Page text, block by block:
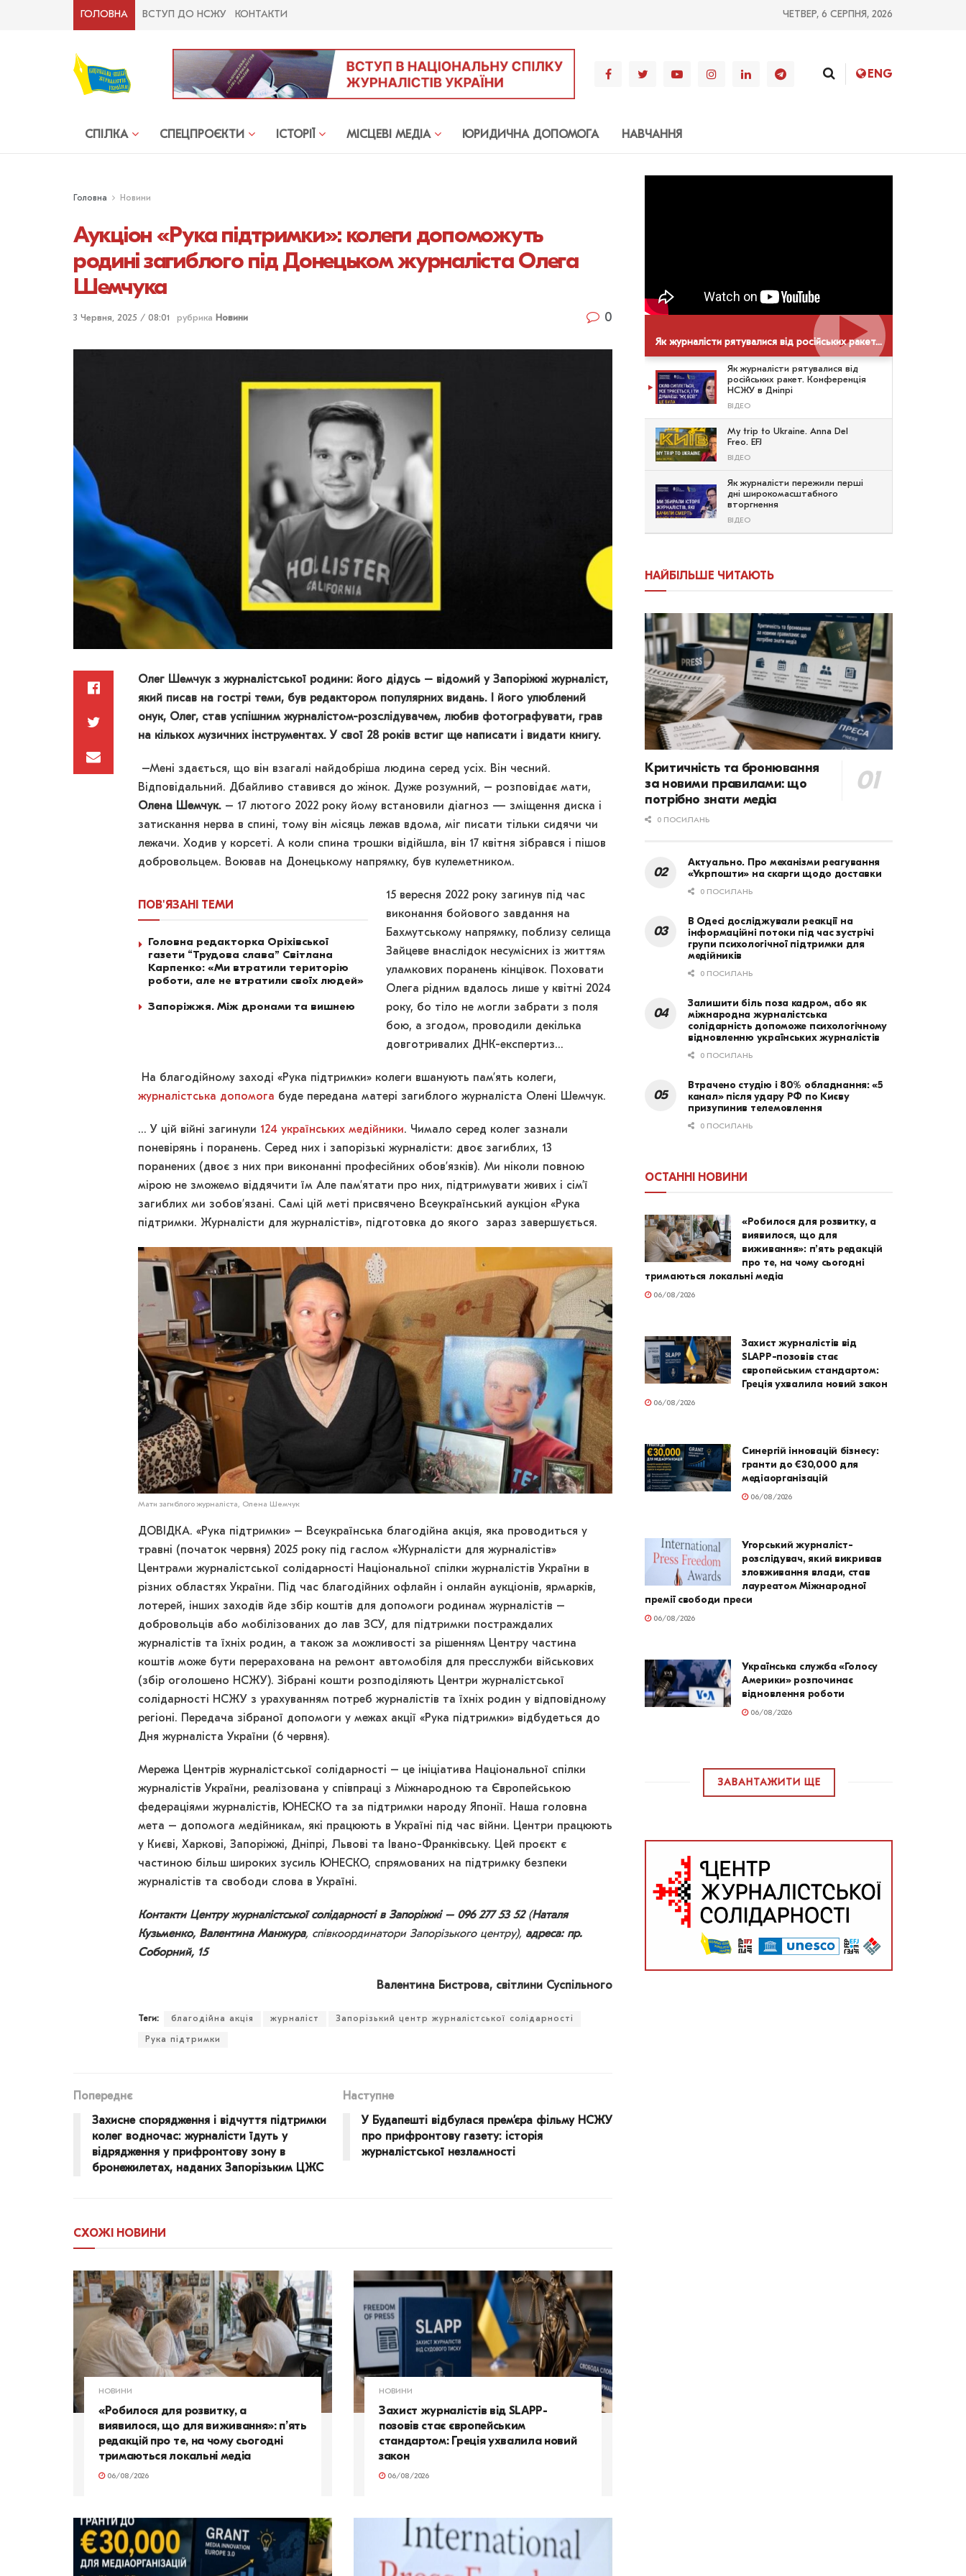
ГОЛОВНА ВСТУП ДО НСЖУ КОНТАКТИ ЧЕТВЕР, 6 СЕРПНЯ, 2026
ENG
СПІЛКА СПЕЦПРОЄКТИ ІСТОРІЇ МIСЦЕВI МЕДIА ЮРИДИЧНА ДОПОМОГА НАВЧАННЯ
Головна Новини
Аукціон «Рука підтримки»: колеги допоможуть
родині загиблого під Донецьком журналіста Олега
Шемчука
3 Червня, 2025 / 08:01 рубрика Новини 0
Олег Шемчук з журналістської родини: його дідусь – відомий у Запоріжжі журналіст,
який писав на гострі теми, був редактором популярних видань. І його улюблений
онук, Олег, став успішним журналістом-розслідувачем, любив фотографувати, грав
на кількох музичних інструментах. У свої 28 років встиг ще написати і видати книгу.
–Мені здається, що він взагалі найдобріша людина серед усіх. Він чесний.
Відповідальний. Дбайливо ставився до жінок. Дуже розумний, – розповідає мати,
Олена Шемчук. – 17 лютого 2022 року йому встановили діагноз — зміщення диска і
затискання нерва в спині, тому він місяць лежав вдома, міг писати тільки сидячи чи
лежачи. Ходив у корсеті. А коли спина трошки відійшла, він 17 квітня зібрався і пішов
добровольцем. Воював на Донецькому напрямку, був кулеметником.
ПОВ'ЯЗАНІ ТЕМИ
Головна редакторка Оріхівської
газети “Трудова слава” Світлана
Карпенко: «Ми втратили територію
роботи, але не втратили своїх людей»
Запоріжжя. Між дронами та вишнею
15 вересня 2022 року загинув під час
виконання бойового завдання на
Бахмутському напрямку, поблизу селища
Зайцеве внаслідок несумісних із життям
уламкових поранень кінцівок. Поховати
Олега рідним вдалось лише у квітні 2024
року, бо тіло не могли забрати з поля
бою, а згодом, проводили декілька
довготривалих ДНК-експертиз…
На благодійному заході «Рука підтримки» колеги вшанують пам’ять колеги,
журналістська допомога буде передана матері загиблого журналіста Олені Шемчук.
… У цій війні загинули 124 українських медійники. Чимало серед колег зазнали
поневірянь і поранень. Серед них і запорізькі журналісти: двоє загиблих, 13
поранених (двоє з них при виконанні професійних обов’язків). Ми ніколи повною
мірою не зможемо віддячити їм Але пам’ятати про них, підтримувати живих і сім’ї
загиблих ми зобов’язані. Самі цій меті присвячено Всеукраїнський аукціон «Рука
підтримки. Журналісти для журналістів», підготовка до якого зараз завершується.
Мати загиблого журналіста, Олена Шемчук
ДОВІДКА. «Рука підтримки» – Всеукраїнська благодійна акція, яка проводиться у
травні (початок червня) 2025 року під гаслом «Журналісти для журналістів»
Центрами журналістської солідарності Національної спілки журналістів України в
різних областях України. Під час благодійних офлайн і онлайн аукціонів, ярмарків,
лотерей, інших заходів йде збір коштів для допомоги родинам журналістів –
добровольців або мобілізованих до лав ЗСУ, для підтримки постраждалих
журналістів та їхніх родин, а також за можливості за рішенням Центру частина
коштів може бути перерахована на ремонт автомобіля для пресслужби військових
(збір оголошено НСЖУ). Зібрані кошти розподіляють Центри журналістської
солідарності НСЖУ з урахуванням потреб журналістів та їхніх родин у відповідному
регіоні. Передача зібраної допомоги у межах акції «Рука підтримки» відбудеться до
Дня журналіста України (6 червня).
Мережа Центрів журналістської солідарності – це ініціатива Національної спілки
журналістів України, реалізована у співпраці з Міжнародною та Європейською
федераціями журналістів, ЮНЕСКО та за підтримки народу Японії. Наша головна
мета – допомога медійникам, які працюють в Україні під час війни. Центри працюють
у Києві, Харкові, Запоріжжі, Дніпрі, Львові та Івано-Франківську. Цей проєкт є
частиною більш широких зусиль ЮНЕСКО, спрямованих на підтримку безпеки
журналістів та свободи слова в Україні.
Контакти Центру журналістської солідарності в Запоріжжі – 096 277 53 52(Наталя
Кузьменко, Валентина Манжура, співкоординатори Запорізького центру), адреса: пр.
Соборний, 15
Валентина Бистрова, світлини Суспільного
Теги: благодійна акція журналіст Запорізький центр журналістської солідарності
Рука підтримки
Попереднє
Захисне спорядження і відчуття підтримки
колег водночас: журналісти їдуть у
відрядження у прифронтову зону в
бронежилетах, наданих Запорізьким ЦЖС
Наступне
У Будапешті відбулася прем’єра фільму НСЖУ
про прифронтову газету: історія
журналістської незламності
СХОЖІ НОВИНИ
НОВИНИ
«Робилося для розвитку, а
виявилося, що для виживання»: п’ять
редакцій про те, на чому сьогодні
тримаються локальні медіа
06/08/2026
НОВИНИ
Захист журналістів від SLAPP-
позовів стає європейським
стандартом: Греція ухвалила новий
закон
06/08/2026
Як журналісти рятувалися від російських ракет. Конференція НСЖУ в Дніпрі
Як журналісти рятувалися від
російських ракет. Конференція
НСЖУ в Дніпрі
ВІДЕО
My trip to Ukraine. Anna Del
Freo. EFJ
ВІДЕО
Як журналісти пережили перші
дні широкомасштабного
вторгнення
ВІДЕО
НАЙБІЛЬШЕ ЧИТАЮТЬ
Критичність та бронювання
за новими правилами: що
потрібно знати медіа
0 ПОСИЛАНЬ
Актуально. Про механізми реагування
«Укрпошти» на скарги щодо доставки
0 ПОСИЛАНЬ
В Одесі досліджували реакції на
інформаційні потоки під час зустрічі
групи психологічної підтримки для
медійників
0 ПОСИЛАНЬ
Залишити біль поза кадром, або як
міжнародна журналістська
солідарність допоможе психологічному
відновленню українських журналістів
0 ПОСИЛАНЬ
Втрачено студію і 80% обладнання: «5
канал» після удару РФ по Києву
призупинив телемовлення
0 ПОСИЛАНЬ
ОСТАННІ НОВИНИ
«Робилося для розвитку, а
виявилося, що для
виживання»: п’ять редакцій
про те, на чому сьогодні
тримаються локальні медіа
06/08/2026
Захист журналістів від
SLAPP-позовів стає
європейським стандартом:
Греція ухвалила новий закон
06/08/2026
Синергій інновацій бізнесу:
гранти до €30,000 для
медіаорганізацій
06/08/2026
Угорський журналіст-
розслідувач, який викривав
зловживання влади, став
лауреатом Міжнародної
премії свободи преси
06/08/2026
Українська служба «Голосу
Америки» розпочинає
відновлення роботи
06/08/2026
ЗАВАНТАЖИТИ ЩЕ